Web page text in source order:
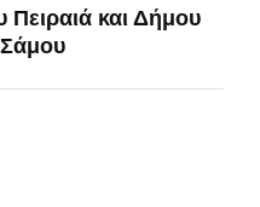
και Δήμου